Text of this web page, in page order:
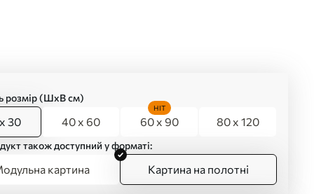
розмір (ШхВ см)
30 40 x 60 60 x 90
HIT
80 x 120
також доступний у форматі:
картина Картина на полотні